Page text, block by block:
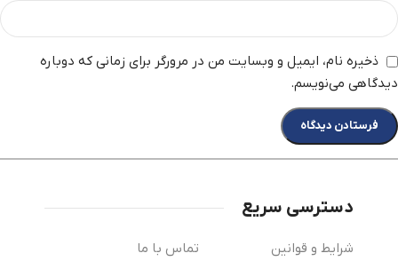
ذخیره نام، ایمیل و وبسایت من در مرورگر برای زمانی که دوباره
دیدگاهی می‌نویسم.
دسترسی سریع
شرایط و قوانین
تماس با ما